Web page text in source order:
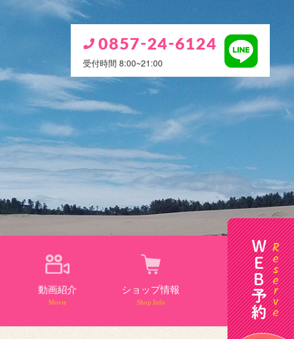
受付時間 8:00~21:00
動画紹介
Movie
ショップ情報
Shop Info